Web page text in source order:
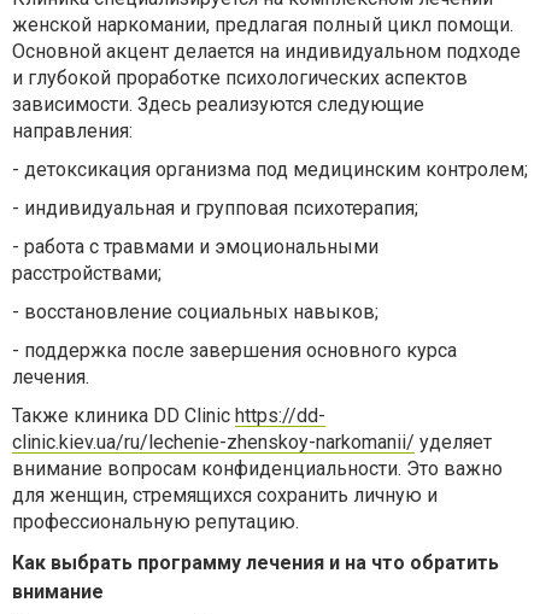
женской наркомании, предлагая полный цикл помощи.
Основной акцент делается на индивидуальном подходе
и глубокой проработке психологических аспектов
зависимости. Здесь реализуются следующие
направления:
- детоксикация организма под медицинским контролем;
- индивидуальная и групповая психотерапия;
- работа с травмами и эмоциональными
расстройствами;
- восстановление социальных навыков;
- поддержка после завершения основного курса
лечения.
Также клиника DD Clinic https://dd-
clinic.kiev.ua/ru/lechenie-zhenskoy-narkomanii/ уделяет
внимание вопросам конфиденциальности. Это важно
для женщин, стремящихся сохранить личную и
профессиональную репутацию.
Как выбрать программу лечения и на что обратить
внимание